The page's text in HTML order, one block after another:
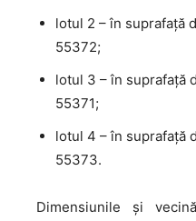
lotul 2 – în suprafaţă
55372;
lotul 3 – în suprafață
55371;
lotul 4 – în suprafață
55373.
Dimensiunile şi